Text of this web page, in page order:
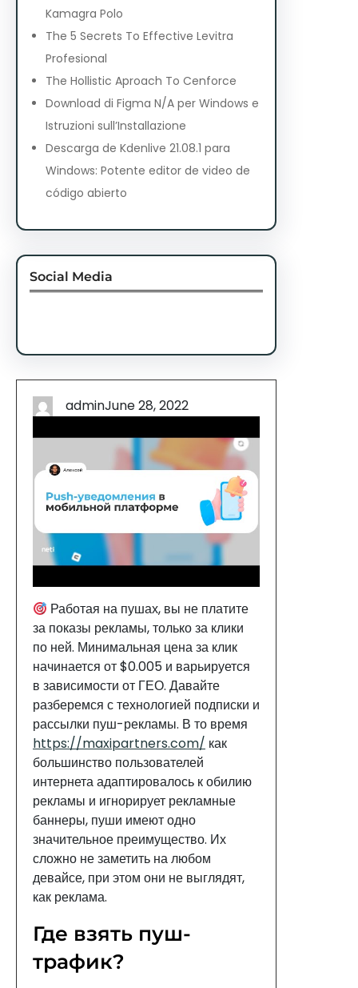
Kamagra Polo
The 5 Secrets To Effective Levitra
Profesional
The Hollistic Aproach To Cenforce
Download di Figma N/A per Windows e
Istruzioni sull’Installazione
Descarga de Kdenlive 21.08.1 para
Windows: Potente editor de video de
código abierto
Social Media
adminJune 28, 2022
Работая на пушах, вы не платите
за показы рекламы, только за клики
по ней. Минимальная цена за клик
начинается от $0.005 и варьируется
в зависимости от ГЕО. Давайте
разберемся с технологией подписки и
рассылки пуш-рекламы. В то время
https://maxipartners.com/ как
большинство пользователей
интернета адаптировалось к обилию
рекламы и игнорирует рекламные
баннеры, пуши имеют одно
значительное преимущество. Их
сложно не заметить на любом
девайсе, при этом они не выглядят,
как реклама.
Где взять пуш-
трафик?